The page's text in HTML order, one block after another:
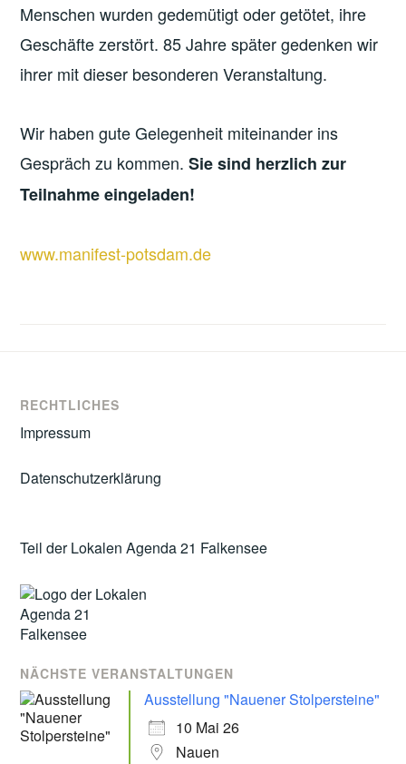
Menschen wurden gedemütigt oder getötet, ihre
Geschäfte zerstört. 85 Jahre später gedenken wir
ihrer mit dieser besonderen Veranstaltung.
Wir haben gute Gelegenheit miteinander ins
Gespräch zu kommen.Sie sind herzlich zur
Teilnahme eingeladen!
www.manifest-potsdam.de
RECHTLICHES
Impressum
Datenschutzerklärung
Teil der Lokalen Agenda 21 Falkensee
NÄCHSTE VERANSTALTUNGEN
Ausstellung "Nauener Stolpersteine"
10 Mai 26
Nauen